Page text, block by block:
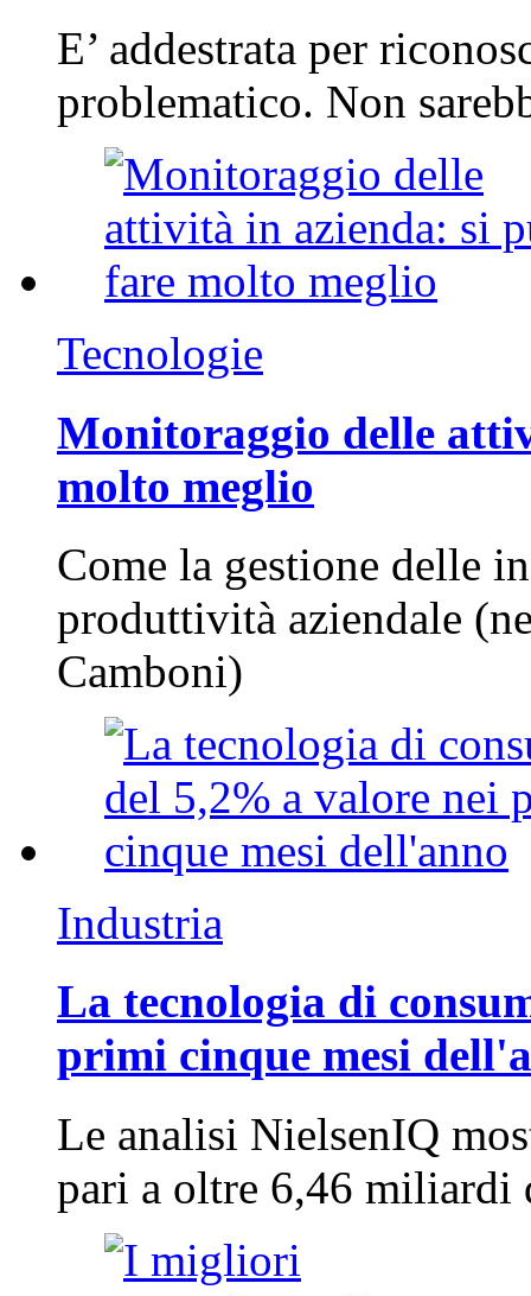
E’ addestrata per
problematico. Non
Tecnologie
Monitoraggio delle
molto meglio
Come la gestione delle
produttività aziendale
Camboni)
Industria
La tecnologia di
primi cinque mesi
Le analisi NielsenIQ
pari a oltre 6,46